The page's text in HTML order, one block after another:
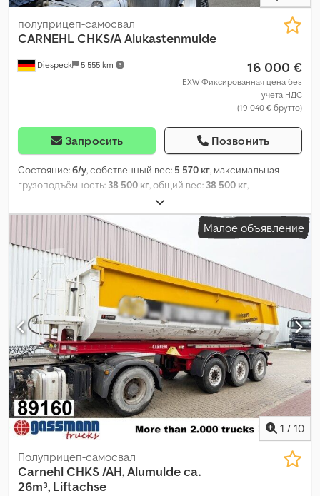
Diespeck 5 555 km
полуприцеп-самосвал
CARNEHL CHKS/A Alukastenmulde
16 000 €
EXW Фиксированная цена без
учета НДС
(19 040 € брутто)
Запросить Позвонить
Состояние:б/у, собственный вес: 5 570 кг, максимальная
грузоподъёмность: 38 500 кг , общий вес: 38 500 кг
, первая регистрация:
следующая проверка (TÜV):07/2027, длина грузового отсека:
, ширина пространства для загрузки:2 320 мм, высота
грузового отсека:
, объем грузового пространства:
, размер шины:385/65 R22,5 , колесная база:
серебристый, Оборудование:ABS,
Малое объявление
1 / 10
Полуприцеп-самосвал
CarnehlCHKS /AH, Alumulde ca.
26m³, Liftachse